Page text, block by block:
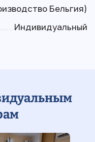
Бельгия)
Индивидуальный